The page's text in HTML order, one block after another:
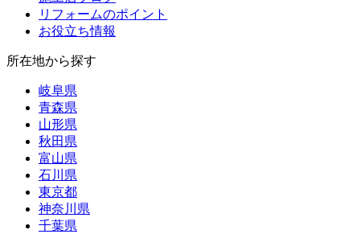
リフォームのポイント
お役立ち情報
所在地から探す
岐阜県
青森県
山形県
秋田県
富山県
石川県
東京都
神奈川県
千葉県